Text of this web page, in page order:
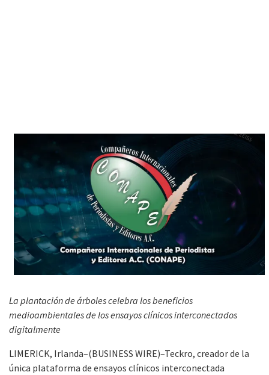
La plantación de árboles celebra los beneficios
medioambientales de los ensayos clínicos interconectados
digitalmente
LIMERICK, Irlanda–(BUSINESS WIRE)–Teckro, creador de la
única plataforma de ensayos clínicos interconectada